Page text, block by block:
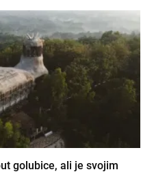
golubice, ali je svojim